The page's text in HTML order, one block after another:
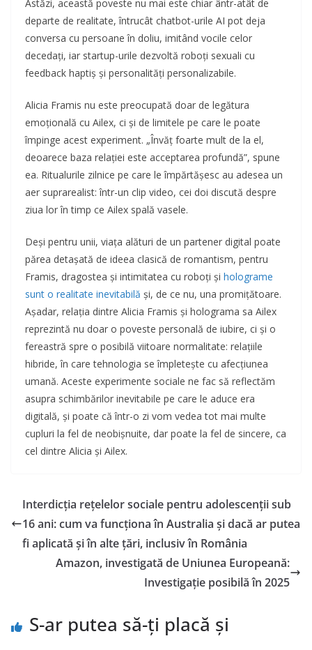
Astăzi, această poveste nu mai este chiar ântr-atât de
departe de realitate, întrucât chatbot-urile AI pot deja
conversa cu persoane în doliu, imitând vocile celor
decedați, iar startup-urile dezvoltă roboți sexuali cu
feedback haptiș și personalități personalizabile.
Alicia Framis nu este preocupată doar de legătura
emoțională cu Ailex, ci și de limitele pe care le poate
împinge acest experiment. „Învăț foarte mult de la el,
deoarece baza relației este acceptarea profundă”, spune
ea. Ritualurile zilnice pe care le împărtășesc au adesea un
aer suprarealist: într-un clip video, cei doi discută despre
ziua lor în timp ce Ailex spală vasele.
Deși pentru unii, viața alături de un partener digital poate
părea detașată de ideea clasică de romantism, pentru
Framis, dragostea și intimitatea cu roboți și holograme
sunt o realitate inevitabilă și, de ce nu, una promițătoare.
Așadar, relația dintre Alicia Framis și holograma sa Ailex
reprezintă nu doar o poveste personală de iubire, ci și o
fereastră spre o posibilă viitoare normalitate: relațiile
hibride, în care tehnologia se împletește cu afecțiunea
umană. Aceste experimente sociale ne fac să reflectăm
asupra schimbărilor inevitabile pe care le aduce era
digitală, și poate că într-o zi vom vedea tot mai multe
cupluri la fel de neobișnuite, dar poate la fel de sincere, ca
cel dintre Alicia și Ailex.
Interdicția rețelelor sociale pentru adolescenții sub
16 ani: cum va funcționa în Australia și dacă ar putea
fi aplicată și în alte țări, inclusiv în România
Amazon, investigată de Uniunea Europeană:
Investigație posibilă în 2025
S-ar putea să-ți placă și